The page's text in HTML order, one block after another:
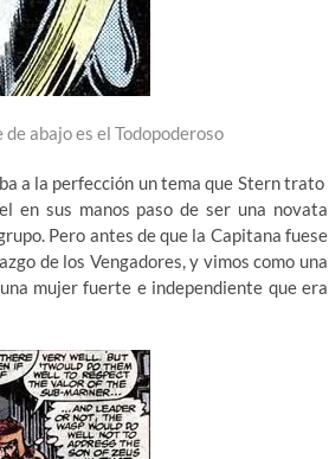
abajo es el Todopoderoso
a la perfección un tema que Stern trato
en sus manos paso de ser una novata
Pero antes de que la Capitana fuese
de los Vengadores, y vimos como una
mujer fuerte e independiente que era